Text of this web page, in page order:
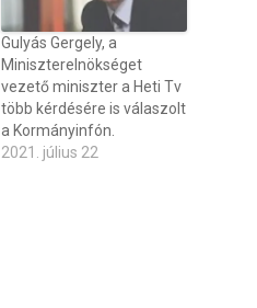
Gulyás Gergely, a
Miniszterelnökséget
vezető miniszter a Heti Tv
több kérdésére is válaszolt
a Kormányinfón.
2021. július 22